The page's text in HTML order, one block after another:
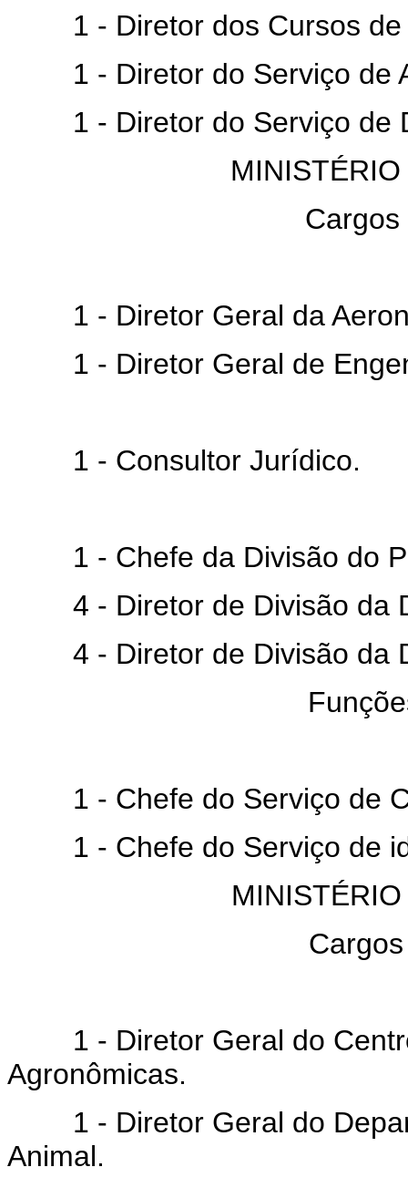
1 - Diretor dos Cursos de
1 - Diretor do Serviço de
1 - Diretor do Serviço de
1 - Diretor Geral da
1 - Diretor Geral de
1 - Consultor Jurídico.
1 - Chefe da Divisão do
4 - Diretor de Divisão da
4 - Diretor de Divisão da
1 - Chefe do Serviço de
1 - Chefe do Serviço de
1 - Diretor Geral do
Agronômicas.
1 - Diretor Geral do
Animal.